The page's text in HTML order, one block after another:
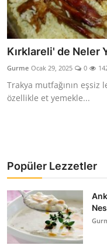
Kırklareli' de Neler
Gurme Ocak 29, 2025 0
Trakya mutfağının eşsiz
özellikle et yemekle...
Popüler Lezzetler